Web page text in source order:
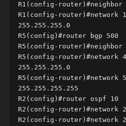
R1(config-router)#neighbor
R1(config-router)#network
255.255.255.0
R5(config)#router bgp 500
R5(config-router)#neighbor
R5(config-router)#network
255.255.255.0
R5(config-router)#network
255.255.255.255
R2(config)#router ospf 10
R2(config-router)#network
R2(config-router)#network